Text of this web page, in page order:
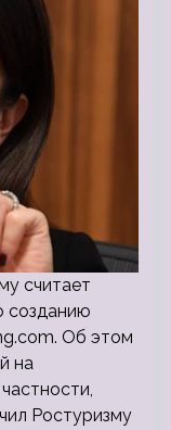
считает
созданию
Об этом
на
Ростуризму